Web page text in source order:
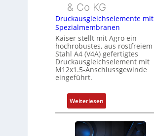
& Co KG
Druckausgleichselemente mit
Spezialmembranen
Kaiser stellt mit Agro ein
hochrobustes, aus rostfreiem
Stahl A4 (V4A) gefertigtes
Druckausgleichselement mit
M12x1.5-Anschlussgewinde
eingeführt.
Weiterlesen:
D
r
u